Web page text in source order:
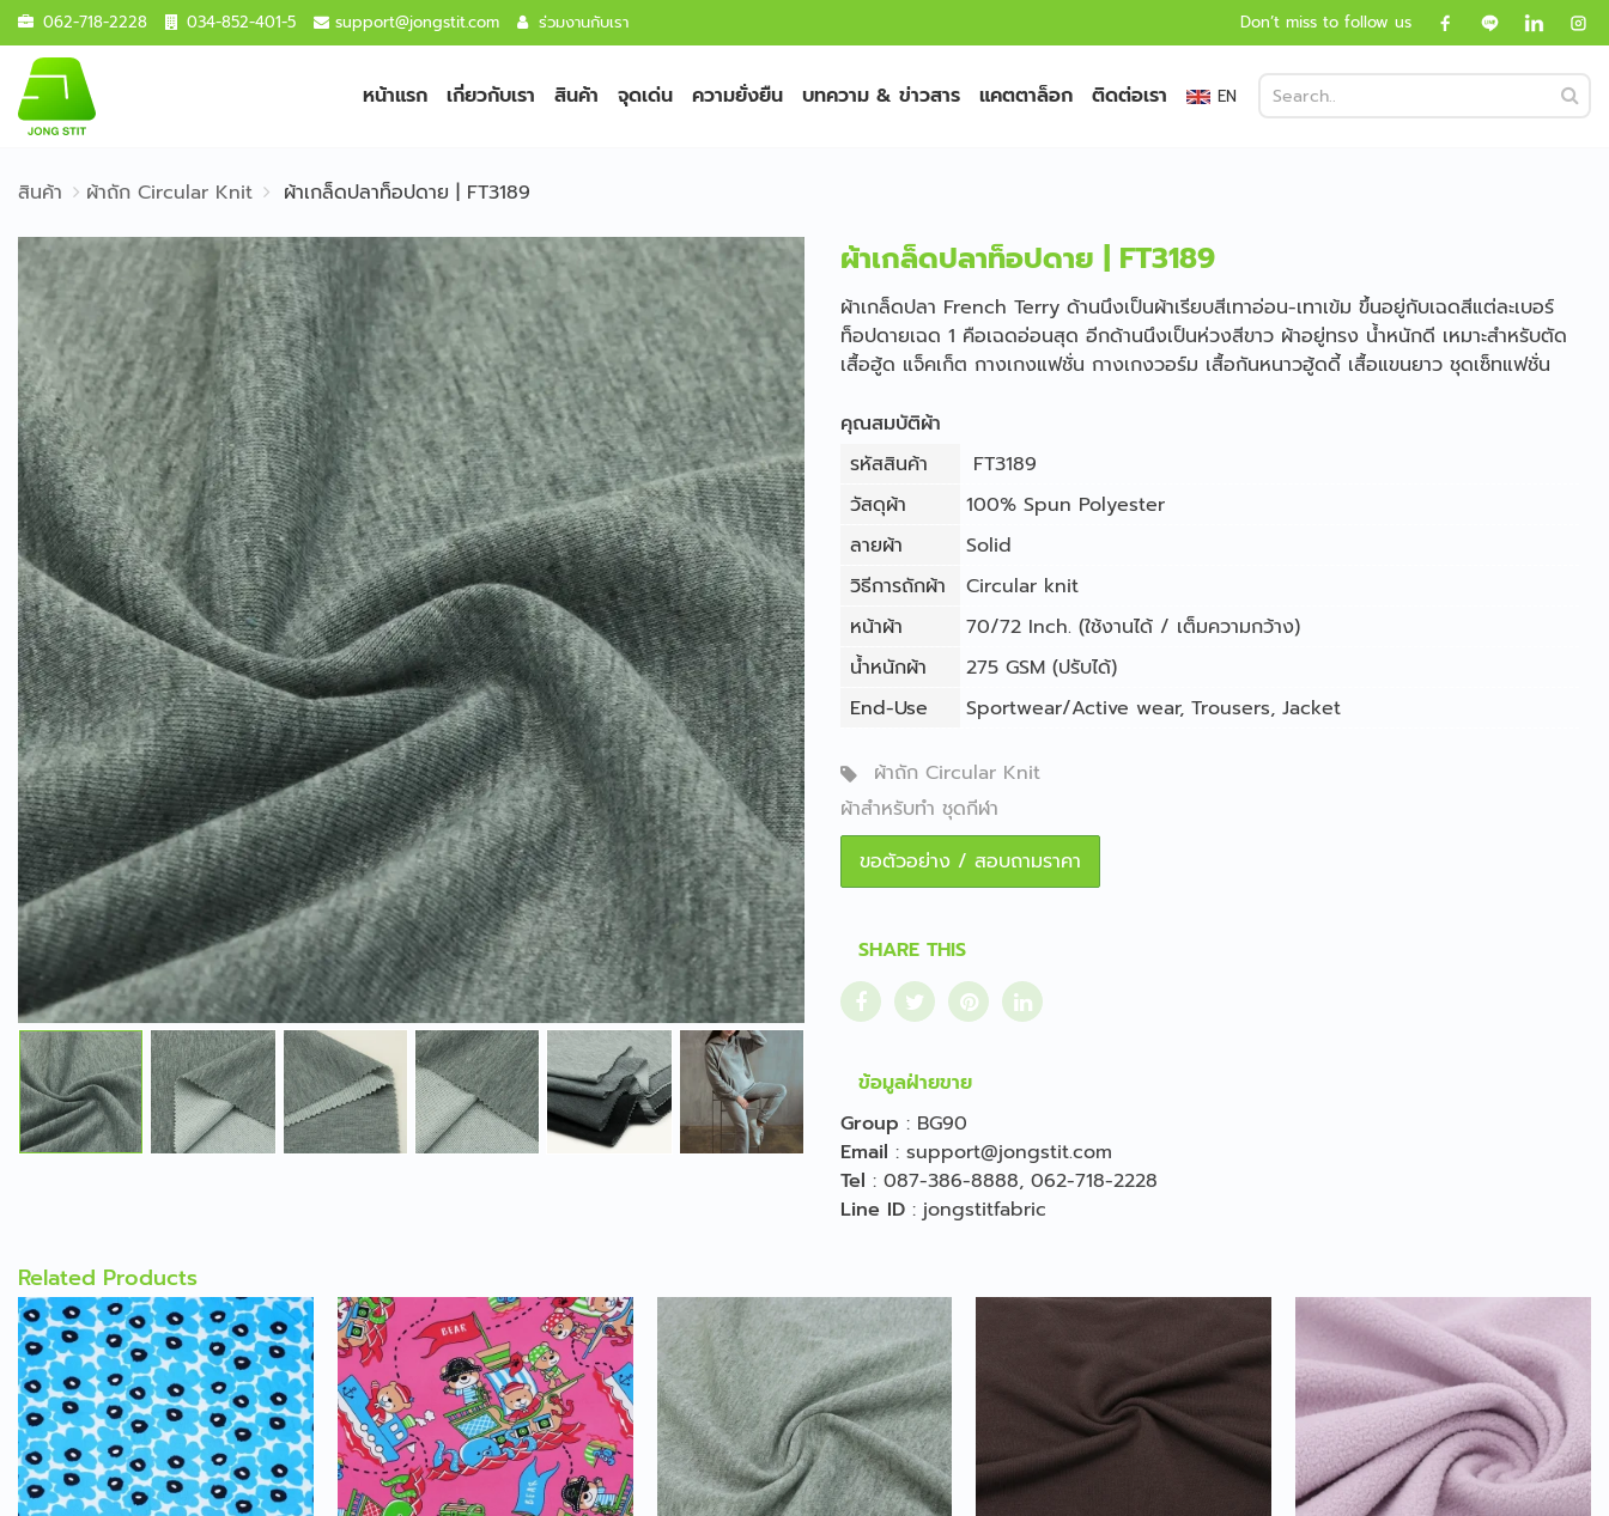
062-718-2228 034-852-401-5 support@jongstit.com ร่วมงานกับเรา Don’t miss to follow us
หน้าแรก เกี่ยวกับเรา สินค้า จุดเด่น ความยั่งยืน บทความ & ข่าวสาร แคตตาล็อก ติดต่อเรา EN
สินค้า ผ้าถัก Circular Knit ผ้าเกล็ดปลาท็อปดาย | FT3189
ผ้าเกล็ดปลาท็อปดาย | FT3189
ผ้าเกล็ดปลา French Terry ด้านนึงเป็นผ้าเรียบสีเทาอ่อน-เทาเข้ม ขึ้นอยู่กับเฉดสีแต่ละเบอร์
ท็อปดายเฉด 1 คือเฉดอ่อนสุด อีกด้านนึงเป็นห่วงสีขาว ผ้าอยู่ทรง น้ำหนักดี เหมาะสำหรับตัด
เสื้อฮู้ด แจ็คเก็ต กางเกงแฟชั่น กางเกงวอร์ม เสื้อกันหนาวฮู้ดดี้ เสื้อแขนยาว ชุดเซ็ทแฟชั่น
คุณสมบัติผ้า
รหัสสินค้า
FT3189
วัสดุผ้า
100% Spun Polyester
ลายผ้า
Solid
วิธีการถักผ้า
Circular knit
หน้าผ้า
70/72 Inch. (ใช้งานได้ / เต็มความกว้าง)
น้ำหนักผ้า
275 GSM (ปรับได้)
End-Use
Sportwear/Active wear, Trousers, Jacket
ผ้าถัก Circular Knit
ผ้าสำหรับทำ ชุดกีฬา
ขอตัวอย่าง / สอบถามราคา
SHARE THIS
ข้อมูลฝ่ายขาย
Group : BG90
Email : support@jongstit.com
Tel : 087-386-8888, 062-718-2228
Line ID : jongstitfabric
Related Products